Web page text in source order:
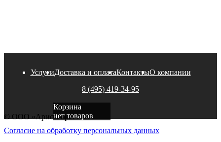
УслугиДоставка и оплатаКонтактыО компании
8 (495) 419-34-95
Корзина
нет товаров
© ООО «Аристократ»
Согласие на обработку персональных данных